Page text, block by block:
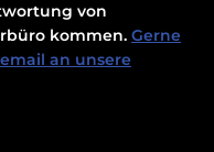
von
kommen. Gerne
an unsere